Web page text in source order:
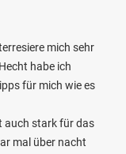
mich sehr
habe ich
für mich wie es
auch stark für das
mal über nacht